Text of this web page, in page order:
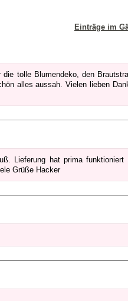
Einträge im
tolle Blumendeko, den
alles aussah. Vielen lieben
Lieferung hat prima funktioniert
Grüße Hacker